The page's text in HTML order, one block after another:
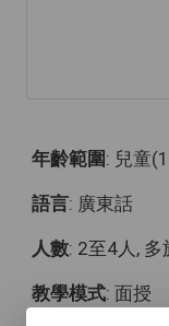
年齡範圍: 兒童
語言: 廣東話
人數: 2至4人, 多
教學模式: 面授